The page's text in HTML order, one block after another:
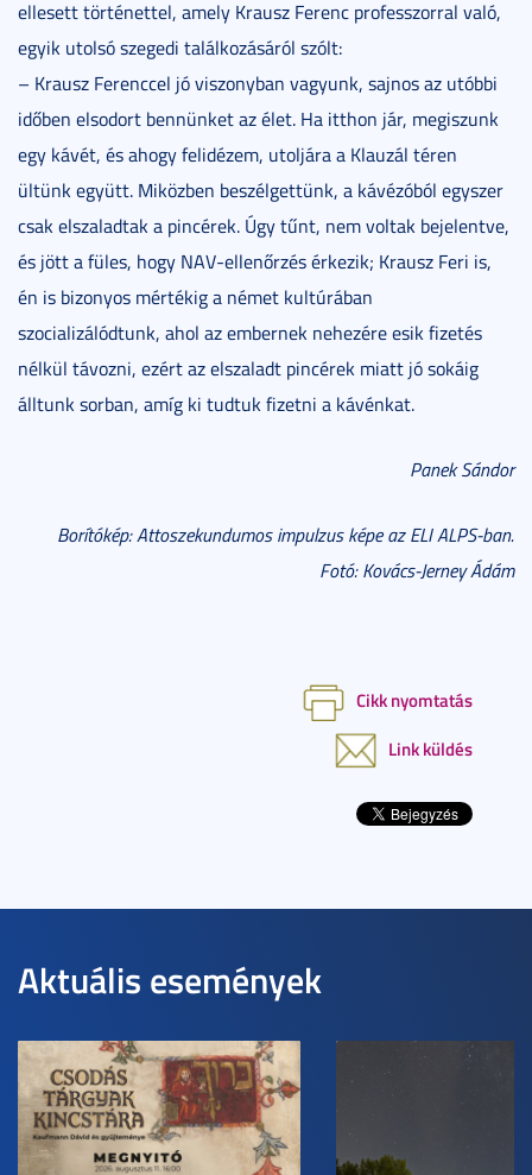
ellesett történettel, amely Krausz Ferenc professzorral való,
egyik utolsó szegedi találkozásáról szólt:
– Krausz Ferenccel jó viszonyban vagyunk, sajnos az utóbbi
időben elsodort bennünket az élet. Ha itthon jár, megiszunk
egy kávét, és ahogy felidézem, utoljára a Klauzál téren
ültünk együtt. Miközben beszélgettünk, a kávézóból egyszer
csak elszaladtak a pincérek. Úgy tűnt, nem voltak bejelentve,
és jött a füles, hogy NAV-ellenőrzés érkezik; Krausz Feri is,
én is bizonyos mértékig a német kultúrában
szocializálódtunk, ahol az embernek nehezére esik fizetés
nélkül távozni, ezért az elszaladt pincérek miatt jó sokáig
álltunk sorban, amíg ki tudtuk fizetni a kávénkat.
Panek Sándor
Borítókép: Attoszekundumos impulzus képe az ELI ALPS-ban.
Fotó: Kovács-Jerney Ádám
Cikk nyomtatás
Link küldés
Aktuális események